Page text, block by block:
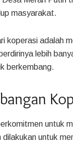
masyarakat.
koperasi adalah
lebih
berkembang.
untuk
dilakukan untuk